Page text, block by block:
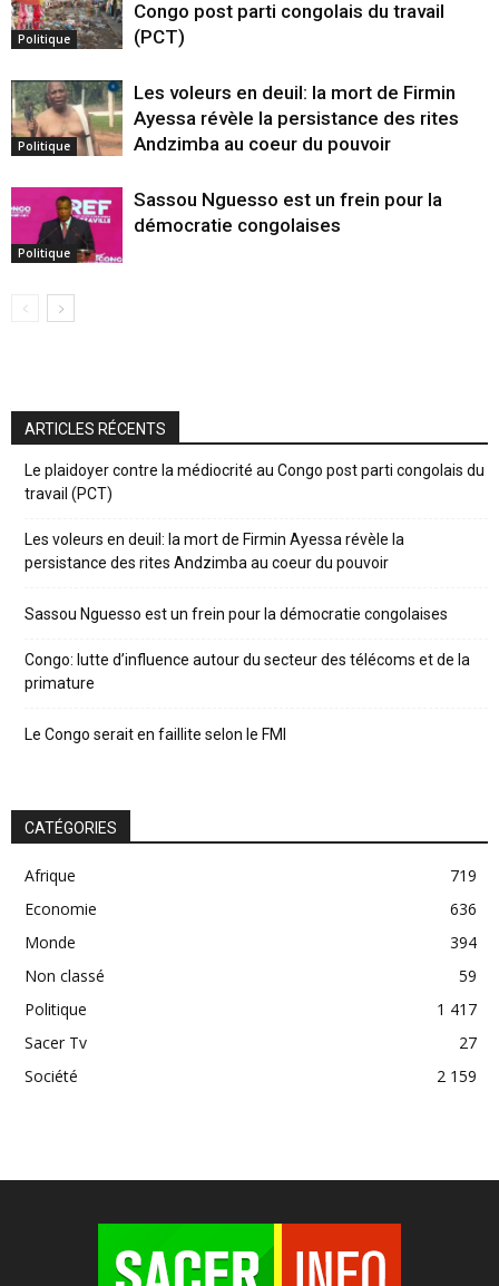
Politique
Congo post parti congolais du travail
(PCT)
Politique
Les voleurs en deuil: la mort de Firmin
Ayessa révèle la persistance des rites
Andzimba au coeur du pouvoir
Politique
Sassou Nguesso est un frein pour la
démocratie congolaises
ARTICLES RÉCENTS
Le plaidoyer contre la médiocrité au Congo post parti congolais du
travail (PCT)
Les voleurs en deuil: la mort de Firmin Ayessa révèle la
persistance des rites Andzimba au coeur du pouvoir
Sassou Nguesso est un frein pour la démocratie congolaises
Congo: lutte d’influence autour du secteur des télécoms et de la
primature
Le Congo serait en faillite selon le FMI
CATÉGORIES
Afrique
719
Economie
636
Monde
394
Non classé
59
Politique
1 417
Sacer Tv
27
Société
2 159